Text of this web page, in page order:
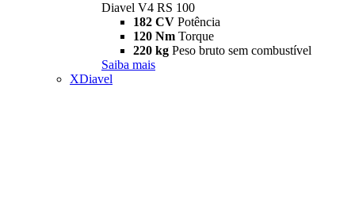
Diavel V4 RS 100
182 CV Potência
120 Nm Torque
220 kg Peso bruto sem combustível
Saiba mais
XDiavel